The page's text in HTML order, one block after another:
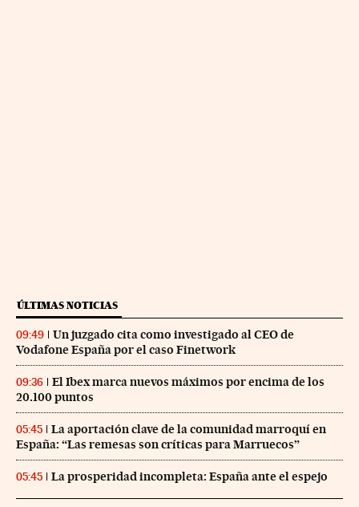
ÚLTIMAS NOTICIAS
09:49
Un juzgado cita como investigado al CEO de
Vodafone España por el caso Finetwork
09:36
El Ibex marca nuevos máximos por encima de los
20.100 puntos
05:45
La aportación clave de la comunidad marroquí en
España: “Las remesas son críticas para Marruecos”
05:45 La prosperidad incompleta: España ante el espejo